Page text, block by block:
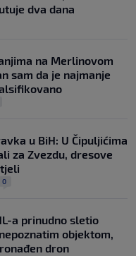
dva dana
na Merlinovom
sam da je najmanje
u BiH: U Čipuljićima
za Zvezdu, dresove
0
a prinudno sletio
objektom,
dron